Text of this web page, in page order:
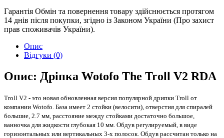
Гарантія Обмін та повернення товару здійснюється протягом
14 днів після покупки, згідно із Законом України (Про захист
прав споживачів України).
Опис
Відгуки (0)
Опис: Дріпка Wotofo The Troll V2 RDA
Troll V2 - это новая обновленная версия популярной дрипки Troll от
компании Wotofo. База имеет 2 стойки (велосити), отверстия для спиралей
большие, 2.7 мм, раcстояние между стойками достаточно большое
ванночка для жидкости глубокая 10 мм. Обдув регулируемый, в виде
горизонтальных или вертикальных 3-х полосок. Обдув рассчитан только на